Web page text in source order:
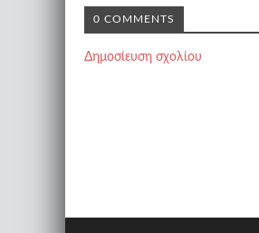
0 COMMENTS
Δημοσίευση σχολίου